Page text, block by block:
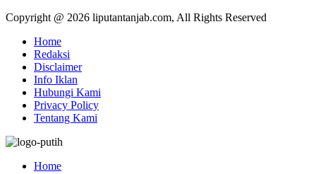
Copyright @ 2026 liputantanjab.com, All Rights Reserved
Home
Redaksi
Disclaimer
Info Iklan
Hubungi Kami
Privacy Policy
Tentang Kami
Home